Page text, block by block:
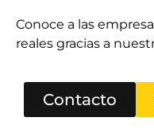
Conoce a las
reales gracias a
Contacto